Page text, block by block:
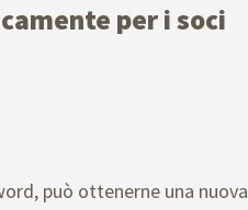
per i soci
può ottenerne una nuova